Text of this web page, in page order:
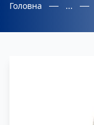
Головна ...